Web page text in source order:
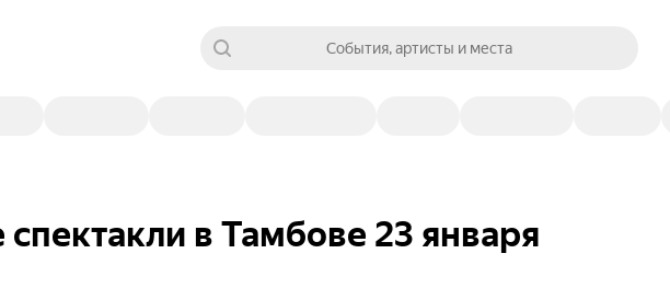
События, артисты и места
в Тамбове 23 января